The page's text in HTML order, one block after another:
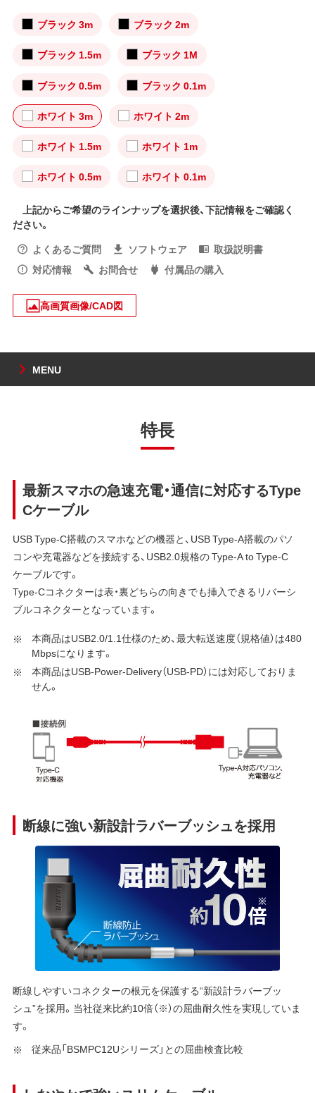
ブラック 3m ブラック 2m
ブラック 1.5m ブラック 1M
ブラック 0.5m ブラック 0.1m
ホワイト 3m ホワイト 2m
ホワイト 1.5m ホワイト 1m
ホワイト 0.5m ホワイト 0.1m
上記からご希望のラインナップを選択後、下記情報をご確認く
ださい。
よくあるご質問
ソフトウェア
取扱説明書
対応情報
お問合せ 付属品の購入
高画質画像/CAD図
MENU
特長
最新スマホの急速充電・通信に対応するType
Cケーブル
USB Type-C搭載のスマホなどの機器と、USB Type-A搭載のパソ
コンや充電器などを接続する、USB2.0規格の Type-A to Type-C
ケーブルです。
Type-Cコネクターは表・裏どちらの向きでも挿入できるリバーシ
ブルコネクターとなっています。
本商品はUSB2.0/1.1仕様のため、最大転送速度（規格値）は480
Mbpsになります。
本商品はUSB-Power-Delivery（USB-PD）には対応しておりま
せん。
断線に強い新設計ラバーブッシュを採用
断線しやすいコネクターの根元を保護する“新設計ラバーブッ
シュ”を採用。当社従来比約10倍（※）の屈曲耐久性を実現していま
す。
従来品「BSMPC12Uシリーズ」との屈曲検査比較